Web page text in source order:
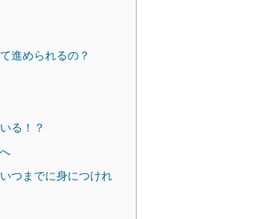
進められるの？
る！？
つまでに身につけれ